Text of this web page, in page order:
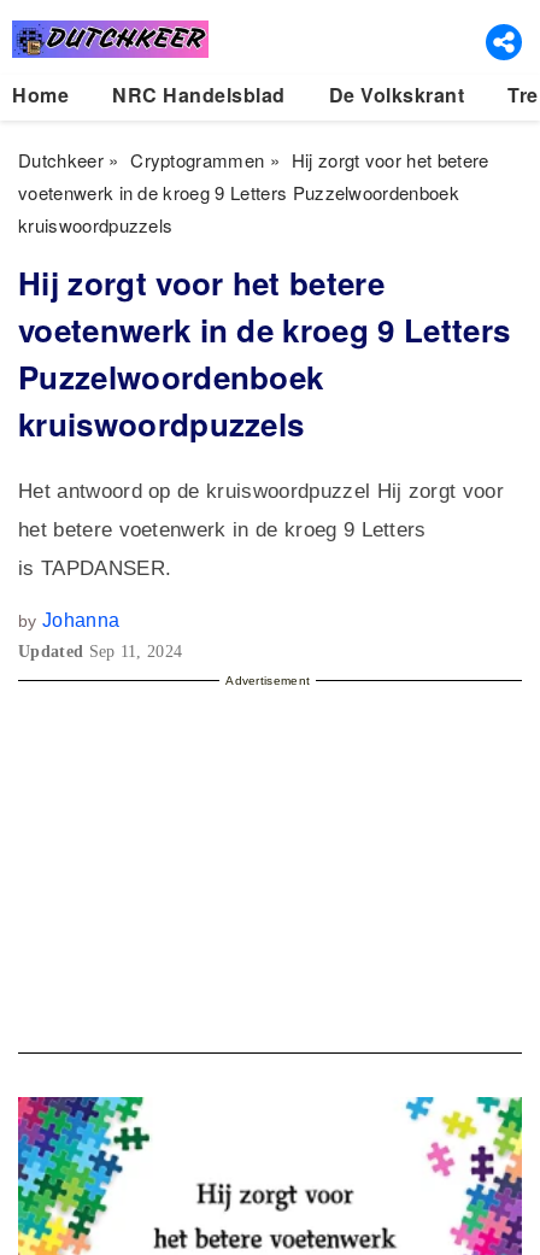
Home NRC Handelsblad De Volkskrant
Dutchkeer» Cryptogrammen » Hij zorgt voor het betere
voetenwerk in de kroeg 9 Letters Puzzelwoordenboek
kruiswoordpuzzels
Hij zorgt voor het betere
voetenwerk in de kroeg 9 Letters
Puzzelwoordenboek
kruiswoordpuzzels
Het antwoord op de kruiswoordpuzzel Hij zorgt voor
het betere voetenwerk in de kroeg 9 Letters
is TAPDANSER.
by Johanna
Updated Sep 11, 2024
Advertisement